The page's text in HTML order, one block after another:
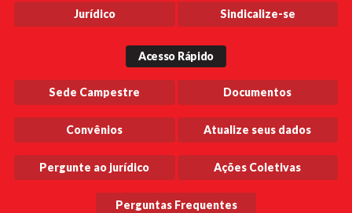
Jurídico Sindicalize-se
Acesso Rápido
Sede Campestre Documentos
Convênios Atualize seus dados
Pergunte ao jurídico Ações Coletivas
Perguntas Frequentes